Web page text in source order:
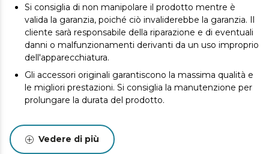
Si consiglia di non manipolare il prodotto mentre è
valida la garanzia, poiché ciò invaliderebbe la garanzia. Il
cliente sarà responsabile della riparazione e di eventuali
danni o malfunzionamenti derivanti da un uso improprio
dell'apparecchiatura.
Gli accessori originali garantiscono la massima qualità e
le migliori prestazioni. Si consiglia la manutenzione per
prolungare la durata del prodotto.
Vedere di più